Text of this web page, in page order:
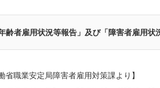
年齢者雇用状況等報告」及び「障害者雇用
省職業安定局障害者雇用対策課より】